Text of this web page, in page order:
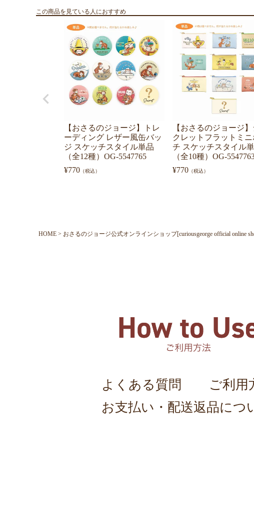
この商品を見ている人におすすめ
【おさるのジョージ】トレ
ーディング レザー風缶バッ
ジ スケッチスタイル単品
（全12種）OG-5547765
¥770 （税込）
【おさるのジョージ
クレットフラットミニ
チ スケッチスタイル
（全10種）OG-
¥770 （税込）
HOME おさるのジョージ公式オンラインショップ[curiousgeorge official online
よくある質問
ご利用
お支払い・配送返品につ